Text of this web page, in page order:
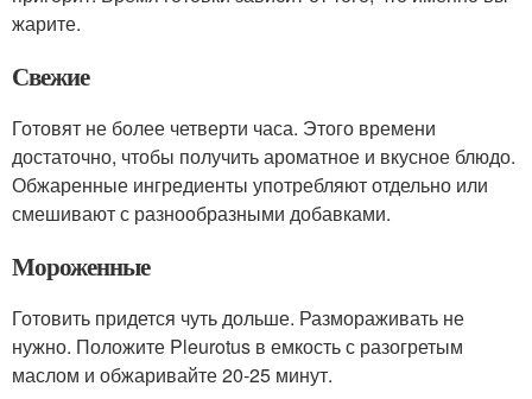
жарите.
Свежие
Готовят не более четверти часа. Этого времени
достаточно, чтобы получить ароматное и вкусное блюдо.
Обжаренные ингредиенты употребляют отдельно или
смешивают с разнообразными добавками.
Мороженные
Готовить придется чуть дольше. Размораживать не
нужно. Положите Pleurotus в емкость с разогретым
маслом и обжаривайте 20-25 минут.